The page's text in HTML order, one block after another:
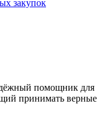
закупок
помощник для
принимать верные